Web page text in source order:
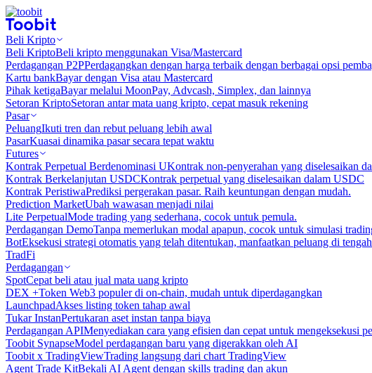
Beli Kripto
Beli KriptoBeli kripto menggunakan Visa/Mastercard
Perdagangan P2PPerdagangkan dengan harga terbaik dengan berbagai opsi
Kartu bankBayar dengan Visa atau Mastercard
Pihak ketigaBayar melalui MoonPay, Advcash, Simplex, dan lainnya
Setoran KriptoSetoran antar mata uang kripto, cepat masuk rekening
Pasar
PeluangIkuti tren dan rebut peluang lebih awal
PasarKuasai dinamika pasar secara tepat waktu
Futures
Kontrak Perpetual Berdenominasi UKontrak non-penyerahan yang diselesaikan
Kontrak Berkelanjutan USDCKontrak perpetual yang diselesaikan dalam USDC
Kontrak PeristiwaPrediksi pergerakan pasar. Raih keuntungan dengan mudah.
Prediction MarketUbah wawasan menjadi nilai
Lite PerpetualMode trading yang sederhana, cocok untuk pemula.
Perdagangan DemoTanpa memerlukan modal apapun, cocok untuk simulasi
BotEksekusi strategi otomatis yang telah ditentukan, manfaatkan peluang di
TradFi
Perdagangan
SpotCepat beli atau jual mata uang kripto
DEX +Token Web3 populer di on-chain, mudah untuk diperdagangkan
LaunchpadAkses listing token tahap awal
Tukar InstanPertukaran aset instan tanpa biaya
Perdagangan APIMenyediakan cara yang efisien dan cepat untuk mengeksekusi
Toobit SynapseModel perdagangan baru yang digerakkan oleh AI
Toobit x TradingViewTrading langsung dari chart TradingView
Agent Trade KitBekali AI Agent dengan skills trading dan akun